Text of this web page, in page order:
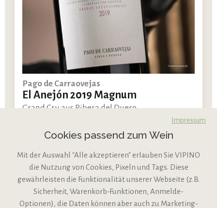
Pago de Carraovejas
El Anejón 2019 Magnum
Grand Cru aus Ribera del Duero
Auf
Lager 3 Magnum
Sofort verfügbar
statt 240,00 €UVP 205,95 €
Impressum
Cookies passend zum Wein
Mit der Auswahl "Alle akzeptieren" erlauben Sie VIPINO
die Nutzung von Cookies, Pixeln und Tags. Diese
gewährleisten die Funktionalität unserer Webseite (z.B.
Sicherheit, Warenkorb-Funktionen, Anmelde-
Optionen), die Daten können aber auch zu Marketing-